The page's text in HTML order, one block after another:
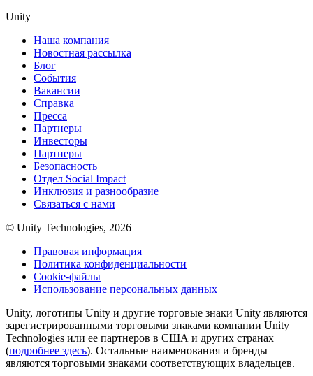
Unity
Наша компания
Новостная рассылка
Блог
События
Вакансии
Справка
Пресса
Партнеры
Инвесторы
Партнеры
Безопасность
Отдел Social Impact
Инклюзия и разнообразие
Связаться с нами
© Unity Technologies, 2026
Правовая информация
Политика конфиденциальности
Cookie-файлы
Использование персональных данных
Unity, логотипы Unity и другие торговые знаки Unity являются
зарегистрированными торговыми знаками компании Unity
Technologies или ее партнеров в США и других странах
(подробнее здесь). Остальные наименования и бренды
являются торговыми знаками соответствующих владельцев.